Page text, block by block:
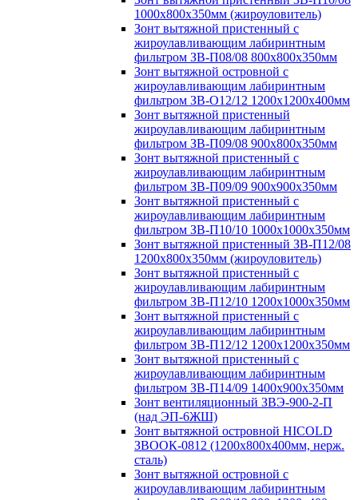
1000х800х350мм (жироуловитель)
Зонт вытяжной пристенный с
жироулавливающим лабиринтным
фильтром ЗВ-П08/08 800х800х350мм
Зонт вытяжной островной с
жироулавливающим лабиринтным
фильтром ЗВ-О12/12 1200х1200х400мм
Зонт вытяжной пристенный
жироулавливающим лабиринтным
фильтром ЗВ-П09/08 900х800х350мм
Зонт вытяжной пристенный с
жироулавливающим лабиринтным
фильтром ЗВ-П09/09 900х900х350мм
Зонт вытяжной пристенный с
жироулавливающим лабиринтным
фильтром ЗВ-П10/10 1000х1000х350мм
Зонт вытяжной пристенный ЗВ-П12/08
1200х800х350мм (жироуловитель)
Зонт вытяжной пристенный с
жироулавливающим лабиринтным
фильтром ЗВ-П12/10 1200х1000х350мм
Зонт вытяжной пристенный с
жироулавливающим лабиринтным
фильтром ЗВ-П12/12 1200х1200х350мм
Зонт вытяжной пристенный с
жироулавливающим лабиринтным
фильтром ЗВ-П14/09 1400х900х350мм
Зонт вентиляционный ЗВЭ-900-2-П
(над ЭП-6ЖШ)
Зонт вытяжной островной HICOLD
ЗВООК-0812 (1200х800x400мм, нерж.
сталь)
Зонт вытяжной островной с
жироулавливающим лабиринтным